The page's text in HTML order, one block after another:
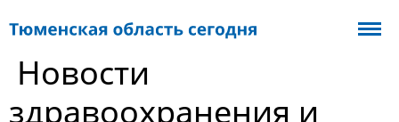
Новости
здравоохранения и